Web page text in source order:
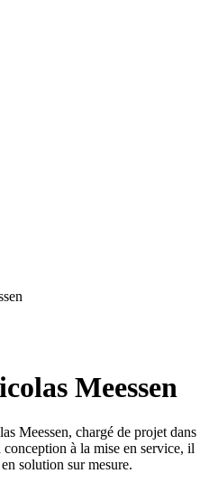
Meessen
Meessen, chargé de projet dans
à la mise en service, il
solution sur mesure.